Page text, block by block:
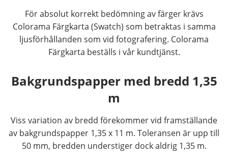
För absolut korrekt bedömning av färger krävs
Colorama Färgkarta (Swatch) som betraktas i samma
ljusförhållanden som vid fotografering. Colorama
Färgkarta beställs i vår kundtjänst.
Bakgrundspapper med bredd 1,35
m
Viss variation av bredd förekommer vid framställande
av bakgrundspapper 1,35 x 11 m. Toleransen är upp till
50 mm, bredden understiger dock aldrig 1,35 m.